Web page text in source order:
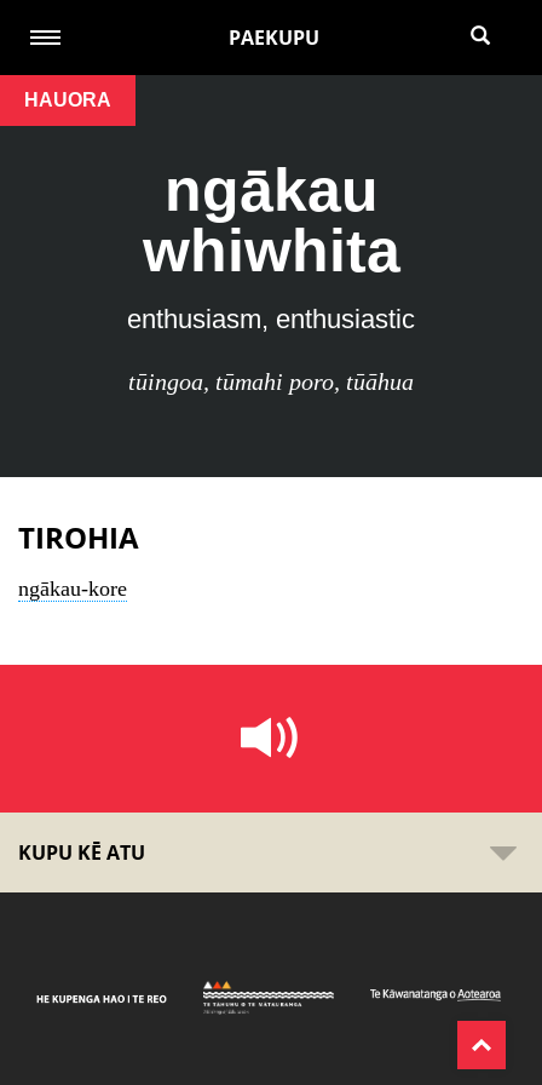
PAEKUPU
HAUORA
ngākau
whiwhita
enthusiasm, enthusiastic
tūingoa, tūmahi poro, tūāhua
TIROHIA
ngākau-kore
KUPU KĒ ATU